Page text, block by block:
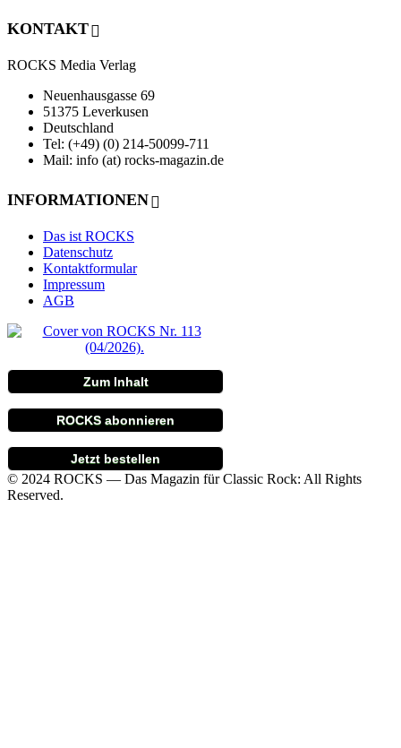
KONTAKT
ROCKS Media Verlag
Neuenhausgasse 69
51375 Leverkusen
Deutschland
Tel: (+49) (0) 214-50099-711
Mail: info (at) rocks-magazin.de
INFORMATIONEN
Das ist ROCKS
Datenschutz
Kontaktformular
Impressum
AGB
Zum Inhalt
ROCKS abonnieren
Jetzt bestellen
© 2024 ROCKS — Das Magazin für Classic Rock: All Rights
Reserved.